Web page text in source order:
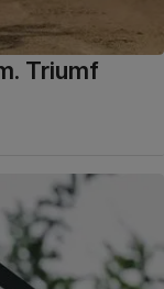
Triumf